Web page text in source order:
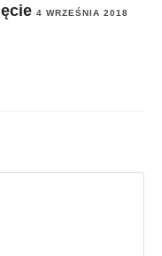
4 WRZEŚNIA 2018